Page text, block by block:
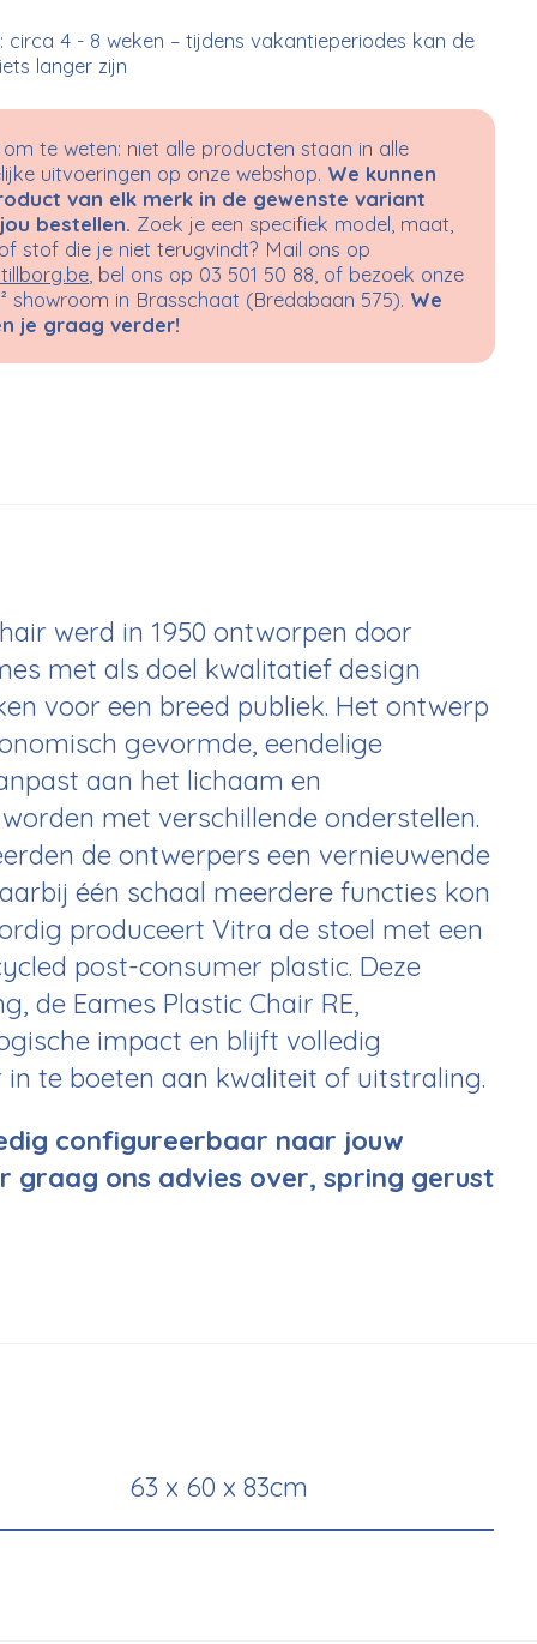
circa 4 - 8 weken – tijdens vakantieperiodes kan de
langer zijn
te weten: niet alle producten staan in alle
uitvoeringen op onze webshop. We kunnen
van elk merk in de gewenste variant
bestellen. Zoek je een specifiek model, maat,
stof die je niet terugvindt? Mail ons op
, bel ons op 03 501 50 88, of bezoek onze
showroom in Brasschaat (Bredabaan 575). We
je graag verder!
werd in 1950 ontworpen door
met als doel kwalitatief design
voor een breed publiek. Het ontwerp
gevormde, eendelige
aan het lichaam en
met verschillende onderstellen.
de ontwerpers een vernieuwende
één schaal meerdere functies kon
produceert Vitra de stoel met een
post-consumer plastic. Deze
de Eames Plastic Chair RE,
impact en blijft volledig
te boeten aan kwaliteit of uitstraling.
configureerbaar naar jouw
graag ons advies over, spring gerust
63 x 60 x 83cm